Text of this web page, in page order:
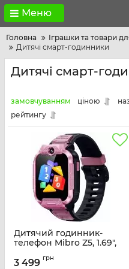
Меню
Головна Іграшки та товари
Дитячі смарт-годинники
Дитячі смарт-
замовчуванням ціною
рейтингу
Дитячий годинник-
телефон Mibro Z5, 1.69",
900мА·год, 2АТM,
3 499 грн